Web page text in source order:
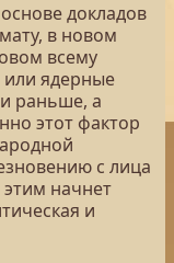
докладов
в новом
всему
или ядерные
раньше, а
этот фактор
с лица
этим начнет
и